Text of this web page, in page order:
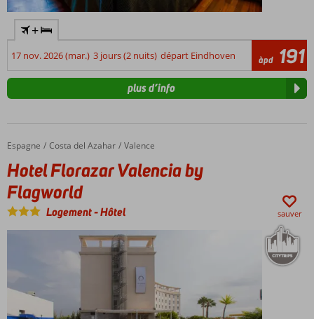
+
17 nov. 2026 (mar.) 3 jours (2 nuits) départ Eindhoven àpd 191
plus d’info
Accueil
Espagne Costa del Azahar Valence
Hotel Florazar Valencia by Flagworld
Hotel Florazar Valencia by
Flagworld
Logement-Hôtel sauver